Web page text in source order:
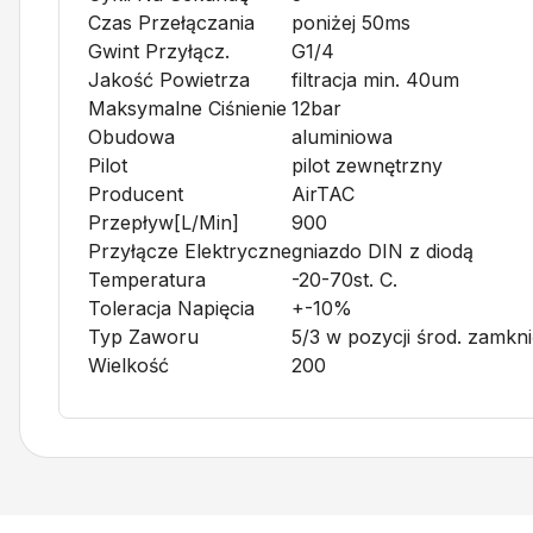
Czas Przełączania
poniżej 50ms
Gwint Przyłącz.
G1/4
Jakość Powietrza
filtracja min. 40um
Maksymalne Ciśnienie 12bar
Obudowa
aluminiowa
Pilot
pilot zewnętrzny
Producent
AirTAC
Przepływ[l/min]
900
Przyłącze Elektrycznegniazdo DIN z diodą
Temperatura
-20-70st. C.
Toleracja Napięcia
+-10%
Typ Zaworu
5/3 w pozycji środ.
Wielkość
200